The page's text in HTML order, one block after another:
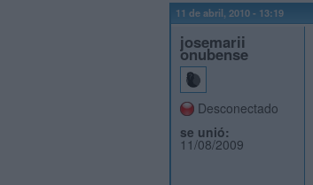
11 de abril, 2010 - 13:19
josemarii
onubense
Desconectado
se unió:
11/08/2009